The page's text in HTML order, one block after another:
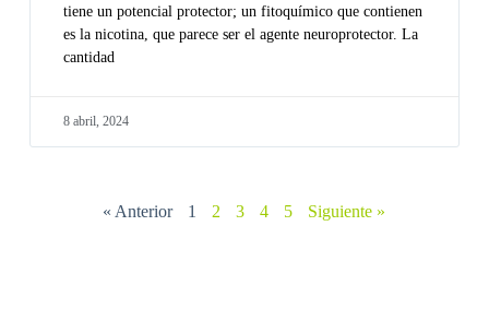
tiene un potencial protector; un fitoquímico que contienen
es la nicotina, que parece ser el agente neuroprotector. La
cantidad
8 abril, 2024
« Anterior 1 2 3 4 5 Siguiente »